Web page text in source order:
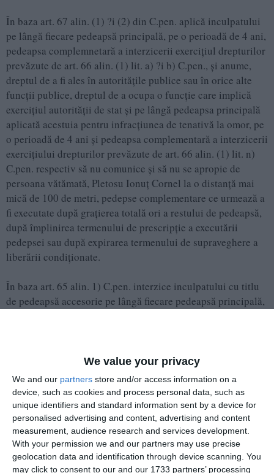
We value your privacy
We and our partners store and/or access information on a
device, such as cookies and process personal data, such as
unique identifiers and standard information sent by a device for
personalised advertising and content, advertising and content
measurement, audience research and services development.
With your permission we and our partners may use precise
geolocation data and identification through device scanning. You
may click to consent to our and our 1733 partners’ processing
În baza art. 67 alin. (1) ?i (2) din C.pen. aplică inculpatului
pe lângă fiecare pedeapsă principală, pe o perioadă de 4 ani,
pedeapsa complemnetară a interzicerii exerciţiul drepturilor
prevăzute de art. 66 alin. (1) lit. a) ?i b) C.pen., şi anume,
dreptul de a fi ales în autorităţile publice sau în orice alte
funcţii publice, dreptul de a ocupa o funcţie care implică
exerciţiul autorităţii de stat și pe lângă pedeapsa principală
aplicată acestuia pentru infracțiunea de tenativă la omor, pe
o perioadă de 4 ani și pedeapsa complementară a interzicerii
exerciţiului drepturilor prevăzute de art. 66 alin. (1) lit. n)
C.pen. respectiv să nu comunice și să nu se apropie de
persoana vătămată, Pletosu Ionuț Cornel la o distanță mai
mică de 100 de metri, pedepse complementare ce urmează a
fi executate după graţierea totală ori a restului de pedeapsă,
după împlinirea termenului de prescripţie a executării
pedepsei sau după expirarea termenului de supraveghere a
liberării condiţionate.
În baza art. 65 alin. 1) C.pen. interzice inculpatului cu titlu
de pedeapsă accesorie pe lângă fiecare pedeapsă principală,
o funcţie care implică exerciţiul autorităţii de stat și pe lângă
pedeapsa principală aplicată pentru infracțiunea de tenativă
la omor și dreptul prev. de art. 66 alin. 1), lit. n) C.pen., de a
comunica și de a se apropie de persoana vătămată, Pletosu
Ionuț Cornel, la o distanță mai mică de 100 de metri,
pedeapsa accesorie, urmând a fi executată de la rămânerea
definitivă a prezentei sentinţe şi până la executarea sau
considerarea ca executată a pedepsei rezultante.